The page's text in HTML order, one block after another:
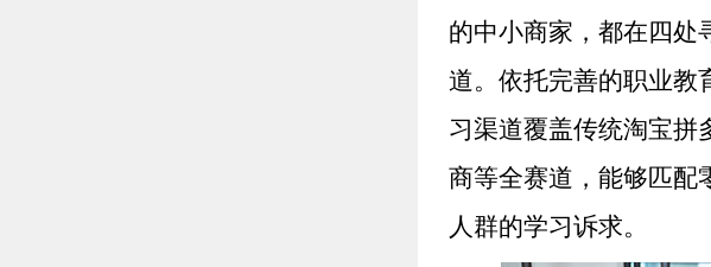
的中小商家，都在四处
道。依托完善的职业教
习渠道覆盖传统淘宝拼
商等全赛道，能够匹配
人群的学习诉求。